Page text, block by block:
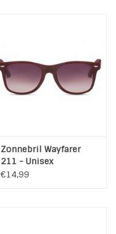
Zonnebril Wayfarer
211 - Unisex
€14,99